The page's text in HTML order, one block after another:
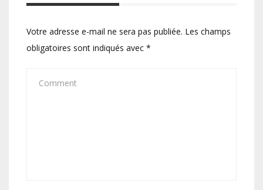
Votre adresse e-mail ne sera pas publiée. Les champs
obligatoires sont indiqués avec *